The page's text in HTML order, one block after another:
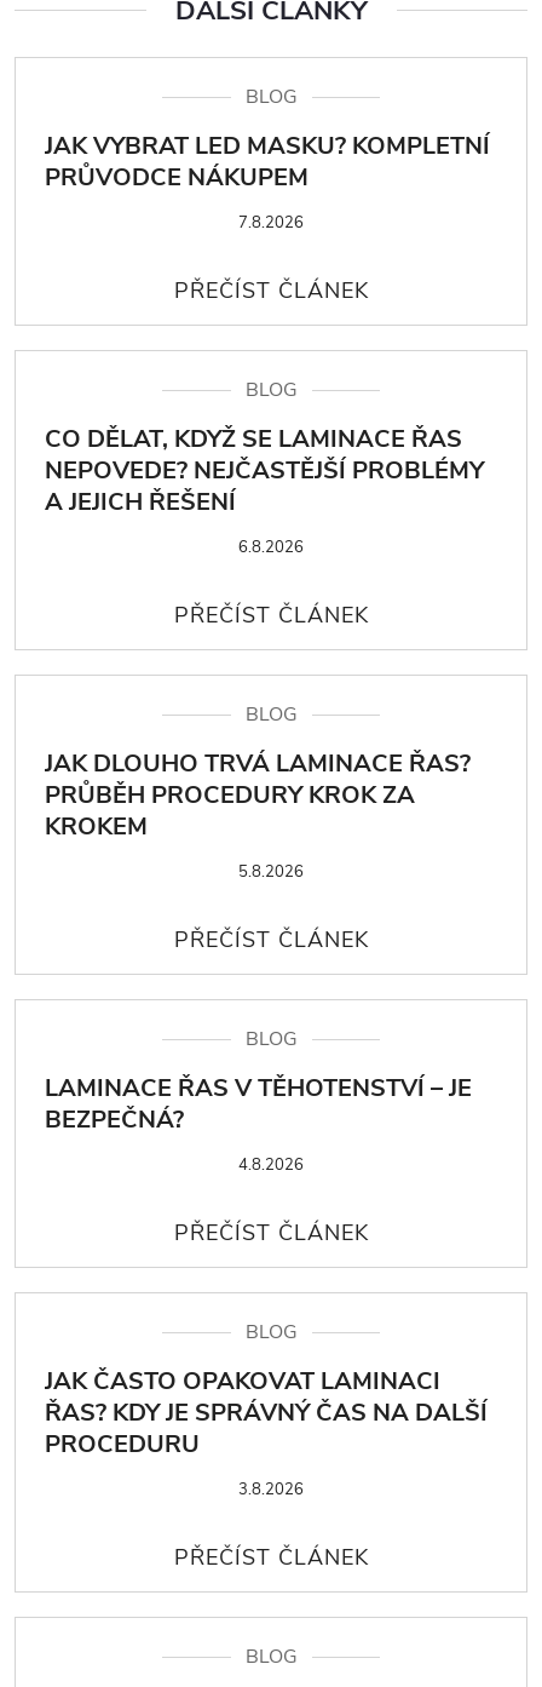
DALŠÍ ČLÁNKY
BLOG
JAK VYBRAT LED MASKU? KOMPLETNÍ
PRŮVODCE NÁKUPEM
7.8.2026
BLOG
CO DĚLAT, KDYŽ SE LAMINACE ŘAS
NEPOVEDE? NEJČASTĚJŠÍ PROBLÉMY
A JEJICH ŘEŠENÍ
6.8.2026
BLOG
JAK DLOUHO TRVÁ LAMINACE ŘAS?
PRŮBĚH PROCEDURY KROK ZA
KROKEM
5.8.2026
BLOG
LAMINACE ŘAS V TĚHOTENSTVÍ – JE
BEZPEČNÁ?
4.8.2026
BLOG
JAK ČASTO OPAKOVAT LAMINACI
ŘAS? KDY JE SPRÁVNÝ ČAS NA DALŠÍ
PROCEDURU
3.8.2026
BLOG